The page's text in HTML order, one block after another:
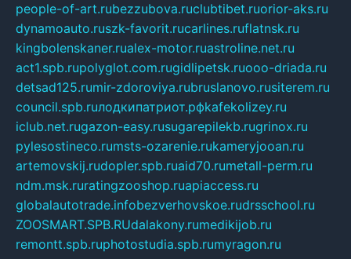
people-of-art.rubezzubova.ruclubtibet.ruorior-aks.ru
dynamoauto.ruszk-favorit.rucarlines.ruflatnsk.ru
kingbolenskaner.rualex-motor.ruastroline.net.ru
act1.spb.rupolyglot.com.rugidlipetsk.ruooo-driada.ru
detsad125.rumir-zdoroviya.rubruslanovo.rusiterem.ru
council.spb.ruлодкипатриот.рфkafekolizey.ru
iclub.net.rugazon-easy.rusugarepilekb.rugrinox.ru
pylesostineco.rumsts-ozarenie.rukameryjooan.ru
artemovskij.rudopler.spb.ruaid70.rumetall-perm.ru
ndm.msk.ruratingzooshop.ruapiaccess.ru
globalautotrade.infobezverhovskoe.rudrsschool.ru
ZOOSMART.SPB.RUdalakony.rumedikijob.ru
remontt.spb.ruphotostudia.spb.rumyragon.ru